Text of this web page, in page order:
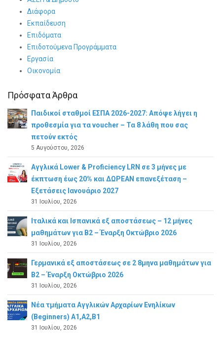
Διάφορα
Εκπαίδευση
Επιδόματα
Επιδοτούμενα Προγράμματα
Εργασία
Οικονομία
Πρόσφατα Άρθρα
Παιδικοί σταθμοί ΕΣΠΑ 2026-2027: Απόψε λήγει η
προθεσμία για τα voucher – Τα 8 λάθη που σας
πετούν εκτός
5 Αυγούστου, 2026
Αγγλικά Lower & Proficiency LRN σε 3 μήνες με
έκπτωση έως 20% και ΔΩΡΕΑΝ επανεξέταση –
Εξετάσεις Ιανουάριο 2027
31 Ιουλίου, 2026
Ιταλικά και Ισπανικά εξ αποστάσεως – 12 μήνες
μαθημάτων για B2 – Έναρξη Οκτώβριο 2026
31 Ιουλίου, 2026
Γερμανικά εξ αποστάσεως σε 2 8μηνα μαθημάτων για
Β2 – Έναρξη Οκτώβριο 2026
31 Ιουλίου, 2026
Νέα τμήματα Αγγλικών Αρχαρίων Ενηλίκων
(Beginners) A1,A2,B1
31 Ιουλίου, 2026